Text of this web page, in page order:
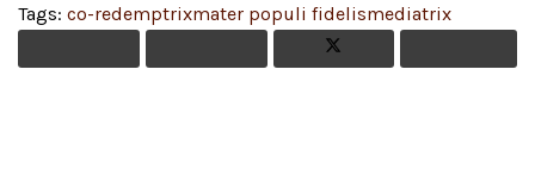
Tags: co-redemptrixmater populi fidelismediatrix